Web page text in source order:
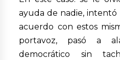
ayuda de nadie,
acuerdo con estos
portavoz, pasó a
democrático sin